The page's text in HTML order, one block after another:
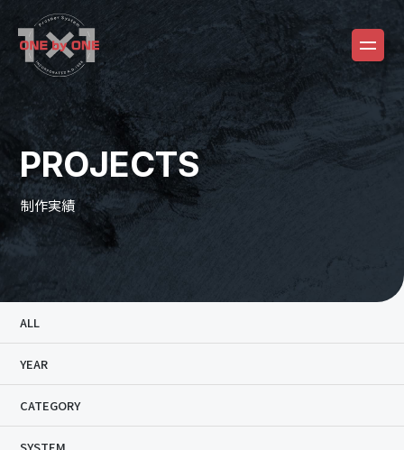
PROJECTS
制作実績
ALL
YEAR
CATEGORY